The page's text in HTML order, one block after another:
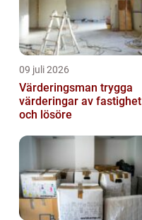
09 juli 2026
Värderingsman trygga
värderingar av fastighet
och lösöre